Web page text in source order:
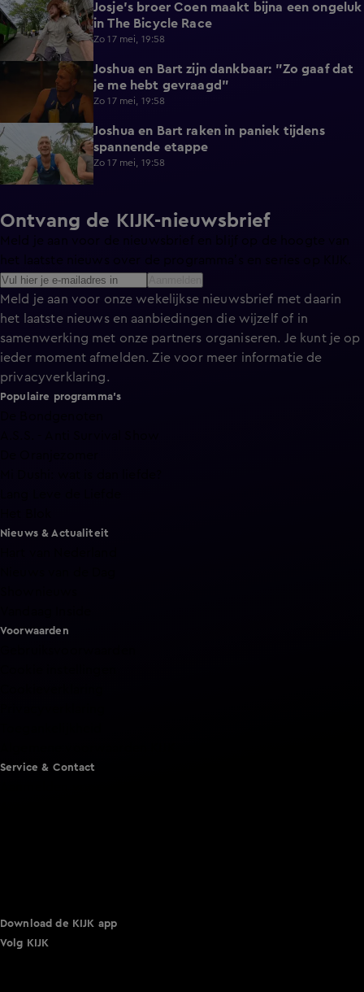
0:23
Josje's broer Coen maakt bijna een ongeluk
in The Bicycle Race
Zo 17 mei, 19:58
Joshua en Bart zijn dankbaar: "Zo gaaf dat
je me hebt gevraagd"
Zo 17 mei, 19:58
5:00
Joshua en Bart raken in paniek tijdens
spannende etappe
Zo 17 mei, 19:58
Ontvang de KIJK-nieuwsbrief
Meld je aan voor onze wekelijkse nieuwsbrief met daarin
het laatste nieuws en aanbiedingen die wijzelf of in
samenwerking met onze partners organiseren. Je kunt je op
ieder moment afmelden. Zie voor meer informatie de
privacyverklaring.
Populaire programma's
Nieuws & Actualiteit
Voorwaarden
Service & Contact
Download de KIJK app
Volg KIJK